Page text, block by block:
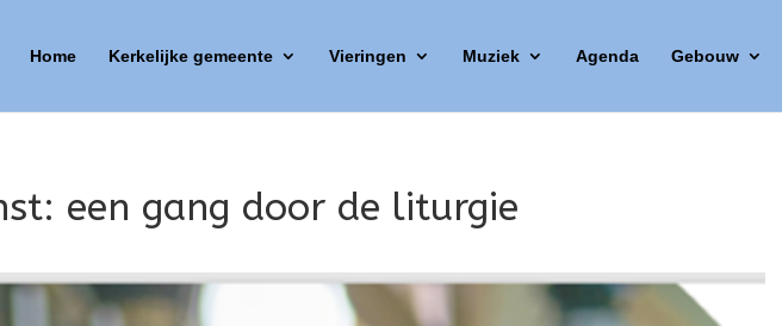
Home Kerkelijke gemeente Vieringen Muziek Agenda Gebouw
een gang door de liturgie